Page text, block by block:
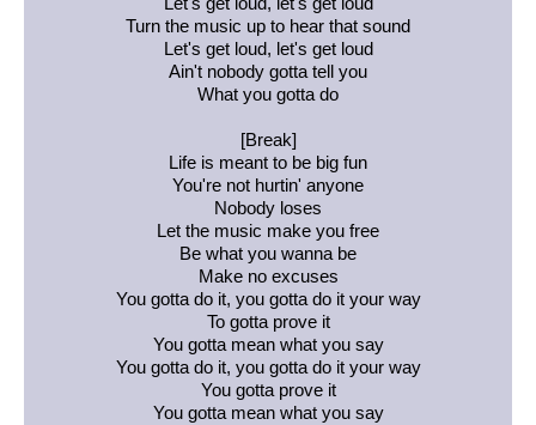
Turn the music up to hear that sound
Let's get loud, let's get loud
Ain't nobody gotta tell you
What you gotta do
[Break]
Life is meant to be big fun
You're not hurtin' anyone
Nobody loses
Let the music make you free
Be what you wanna be
Make no excuses
You gotta do it, you gotta do it your way
To gotta prove it
You gotta mean what you say
You gotta do it, you gotta do it your way
You gotta prove it
You gotta mean what you say